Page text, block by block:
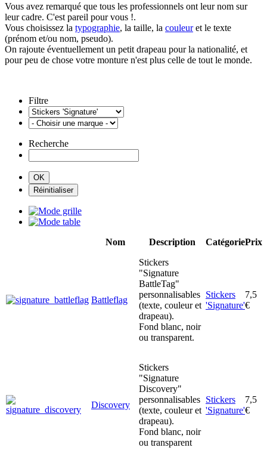
Vous avez remarqué que tous les professionnels ont leur nom sur
leur cadre. C'est pareil pour vous !.
Vous choisissez la typographie, la taille, la couleuret le texte
(prénom et/ou nom, pseudo).
On rajoute éventuellement un petit drapeau pour la nationalité, et
pour peu de chose votre monture n'est plus celle de tout le monde.
Filtre
Recherche
Nom Description CatégoriePrix
Battleflag
Stickers
"Signature
BattleTag"
personnalisables
(texte, couleur et
drapeau).
Fond blanc, noir
ou transparent.
Stickers
'Signature'
7,5
€
Discovery
Stickers
"Signature
Discovery"
personnalisables
(texte, couleur et
drapeau).
Fond blanc, noir
ou transparent
Stickers
'Signature'
7,5
€